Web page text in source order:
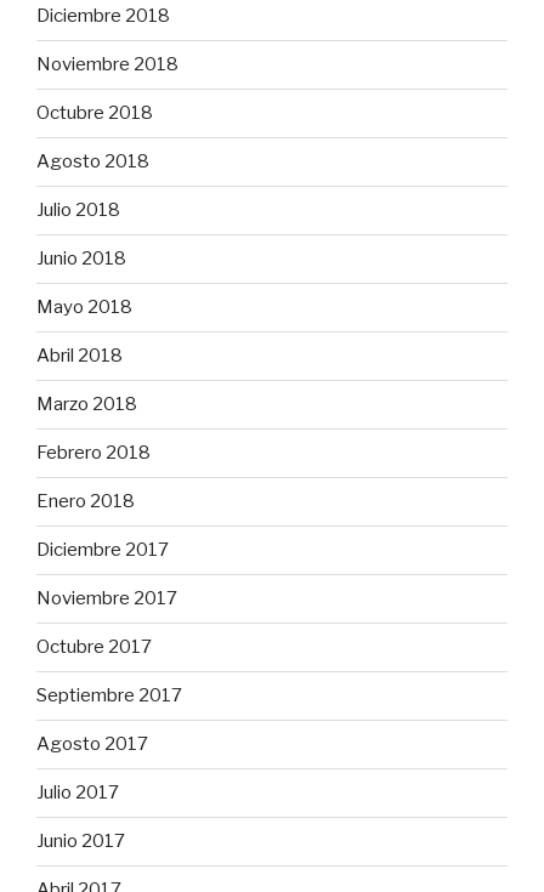
Diciembre 2018
Noviembre 2018
Octubre 2018
Agosto 2018
Julio 2018
Junio 2018
Mayo 2018
Abril 2018
Marzo 2018
Febrero 2018
Enero 2018
Diciembre 2017
Noviembre 2017
Octubre 2017
Septiembre 2017
Agosto 2017
Julio 2017
Junio 2017